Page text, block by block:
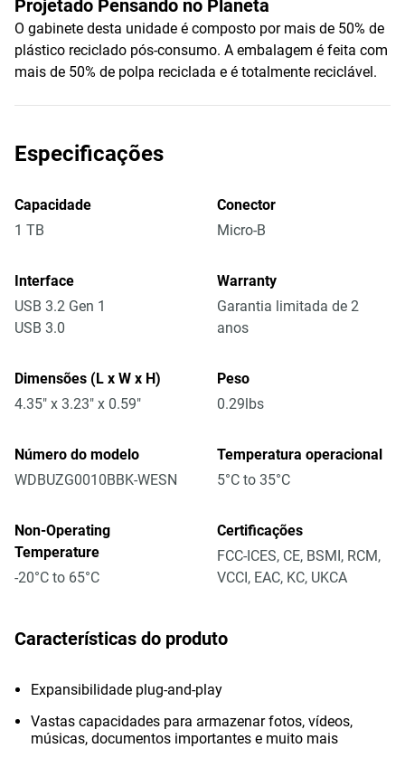
Projetado Pensando no Planeta
O gabinete desta unidade é composto por mais de 50% de
plástico reciclado pós-consumo. A embalagem é feita com
mais de 50% de polpa reciclada e é totalmente reciclável.
Especificações
Capacidade
1 TB
Conector
Micro-B
Interface
USB 3.2 Gen 1
USB 3.0
Warranty
Garantia limitada de 2
anos
Dimensões (L x W x H)
4.35" x 3.23" x 0.59"
Peso
0.29lbs
Número do modelo
WDBUZG0010BBK-WESN
Temperatura operacional
5°C to 35°C
Non-Operating
Temperature
-20°C to 65°C
Certificações
FCC-ICES, CE, BSMI, RCM,
VCCI, EAC, KC, UKCA
Características do produto
Expansibilidade plug-and-play
Vastas capacidades para armazenar fotos, vídeos,
músicas, documentos importantes e muito mais